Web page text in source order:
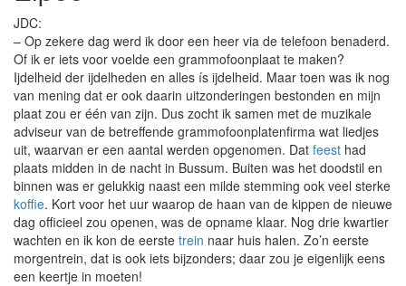
JDC:
– Op zekere dag werd ik door een heer via de telefoon benaderd.
Of ik er iets voor voelde een grammofoonplaat te maken?
Ijdelheid der ijdelheden en alles ís ijdelheid. Maar toen was ik nog
van mening dat er ook daarin uitzonderingen bestonden en mijn
plaat zou er één van zijn. Dus zocht ik samen met de muzikale
adviseur van de betreffende grammofoonplatenfirma wat liedjes
uit, waarvan er een aantal werden opgenomen. Dat feest had
plaats midden in de nacht in Bussum. Buiten was het doodstil en
binnen was er gelukkig naast een milde stemming ook veel sterke
koffie. Kort voor het uur waarop de haan van de kippen de nieuwe
dag officieel zou openen, was de opname klaar. Nog drie kwartier
wachten en ik kon de eerste trein naar huis halen. Zo’n eerste
morgentrein, dat is ook iets bijzonders; daar zou je eigenlijk eens
een keertje in moeten!